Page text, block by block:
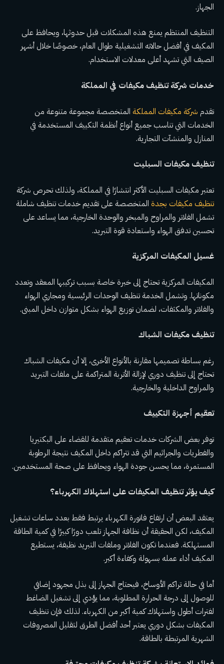
الجهاز.
التنظيف المنتظم يمنع هذه المشكلات قبل حدوثها، ويحافظ على
المكيف في أفضل حالاته التشغيلية طوال العام، خصوصًا خلال أشهر
الصيف التي تشهد أعلى معدلات الاستخدام.
خدمات شركة تنظيف مكيفات في المملكة
تقدم شركة مكيفات المملكة المتخصصة مجموعة متنوعة من
الخدمات التي تناسب جميع أنواع أنظمة التكييف المستخدمة في
المنازل والمنشآت التجارية.
تنظيف مكيفات السبليت
تعتبر مكيفات السبليت الأكثر انتشارًا في المملكة، ولذلك تحرص شركة
تنظيف مكيفات بجدة المتخصصة على تقديم خدمات تنظيف شاملة
تشمل الفلاتر والمراوح والمبخر والوحدة الخارجية، مما يساعد على
تحسين تدفق الهواء واستعادة قوة التبريد.
غسيل المكيفات المركزية
المكيفات المركزية تحتاج إلى خبرة خاصة بسبب تركيبها المعقد وتعدد
مكوناتها. وتشمل الخدمة تنظيف الوحدات الرئيسية ومجاري الهواء
والفلاتر والمكثفات، لضمان توزيع الهواء بشكل متوازن داخل المبنى.
تنظيف مكيفات الشباك
رغم بساطة تصميمها مقارنة بالأنواع الأخرى، إلا أن مكيفات الشباك
تحتاج إلى تنظيف دوري لإزالة الأتربة المتراكمة على ملفات التبريد
والمراوح الداخلية والخارجية.
تعقيم أجهزة التكييف
توفر بعض الشركات خدمات تعقيم متقدمة للقضاء على البكتيريا
والفطريات والجراثيم التي قد تتراكم داخل المكيف نتيجة الرطوبة
المستمرة، مما يحسن جودة الهواء ويحافظ على صحة المستخدمين.
كيف يؤثر تنظيف المكيفات على استهلاك الكهرباء؟
يعتقد البعض أن ارتفاع فاتورة الكهرباء يرتبط فقط بعدد ساعات تشغيل
المكيف، لكن الحقيقة أن نظافة الجهاز تلعب دورًا كبيرًا في كمية الطاقة
المستهلكة. فعندما تكون الفلاتر وملفات التبريد نظيفة، يستطيع
المكيف أداء عمله بسهولة وكفاءة أكبر.
أما في حالة تراكم الأوساخ، فيحتاج الجهاز إلى بذل مجهود إضافي
للوصول إلى درجة الحرارة المطلوبة، مما يؤدي إلى تشغيل الضاغط
لفترات أطول واستهلاك كمية أكبر من الكهرباء. لذلك فإن تنظيف
المكيفات بشكل دوري يعتبر أحد أفضل الطرق لتقليل المصروفات
الشهرية المرتبطة بالطاقة.